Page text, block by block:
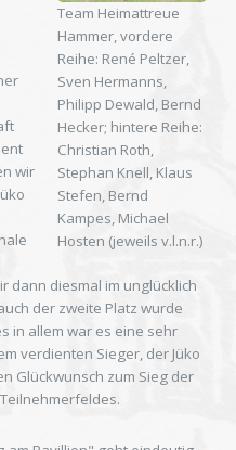
Team Heimattreue
Hammer, vordere
Reihe: René Peltzer,
Sven Hermanns,
Philipp Dewald, Bernd
Hecker; hintere Reihe:
Christian Roth,
Stephan Knell, Klaus
Stefen, Bernd
Kampes, Michael
Hosten (jeweils v.l.n.r.)
wir
dann diesmal im unglücklich
der zweite Platz wurde
in allem war es eine sehr
verdienten Sieger, der Jüko
Glückwunsch zum Sieg der